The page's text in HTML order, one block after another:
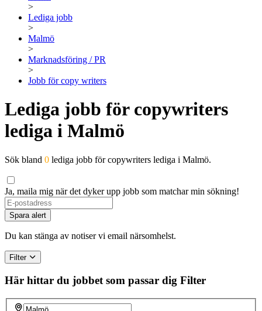
>
Lediga jobb
>
Malmö
>
Marknadsföring / PR
>
Jobb för copy writers
Lediga jobb för copywriters
lediga i Malmö
Sök bland 0 lediga jobb för copywriters lediga i Malmö.
Ja, maila mig när det dyker upp jobb som matchar min sökning!
Spara alert
Du kan stänga av notiser vi email närsomhelst.
Filter
Här hittar du jobbet som passar dig Filter